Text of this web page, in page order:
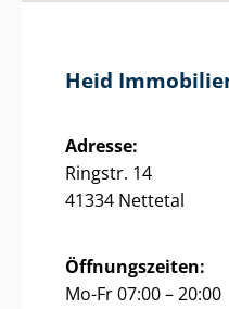
Heid
Adresse:
Ringstr. 14
41334 Nettetal
Öffnungszeiten:
Mo-Fr 07:00 – 20:00